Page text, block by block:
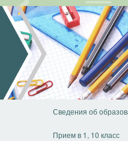
Перейти
основному
содержимому
Сведения об
Прием в 1, 10 класс